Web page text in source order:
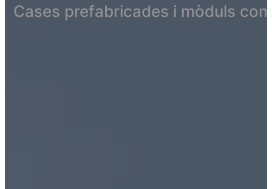
Cases prefabricades i mòduls